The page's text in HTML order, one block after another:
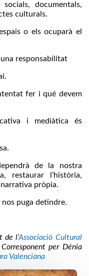
documentals,
culturals.
o els ocuparà el
responsabilitat
fer i qué devem
i mediàtica és
de la nostra
restaurar l’història,
pròpia.
nos puga detindre.
de l’Associació Cultural
per Dénia
Valenciana